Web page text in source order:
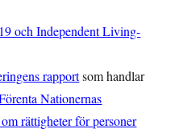
och Independent Living-
rapportsom handlar
Nationernas
rättigheter för personer